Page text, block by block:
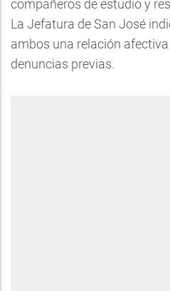
compañeros de estudio y
La Jefatura de San José
ambos una relación
denuncias previas.